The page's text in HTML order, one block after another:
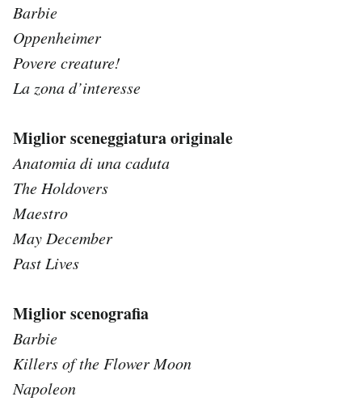
Barbie
Oppenheimer
Povere creature!
La zona d’interesse
Miglior sceneggiatura originale
Anatomia di una caduta
The Holdovers
Maestro
May December
Past Lives
Miglior scenografia
Barbie
Killers of the Flower Moon
Napoleon